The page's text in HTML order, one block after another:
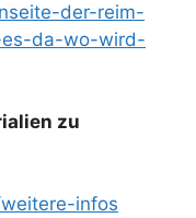
der-reim-
da-wo-wird-
zu
infos